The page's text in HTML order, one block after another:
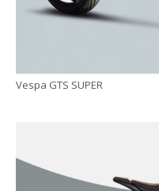
Vespa GTS SUPER